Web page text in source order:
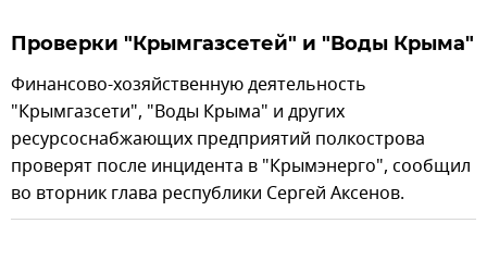
Проверки "Крымгазсетей" и "Воды Крыма"
Финансово-хозяйственную деятельность
"Крымгазсети", "Воды Крыма" и других
ресурсоснабжающих предприятий полкострова
проверят после инцидента в "Крымэнерго", сообщил
во вторник глава республики Сергей Аксенов.